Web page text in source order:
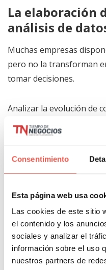
Consentimiento
Esta página web usa
Las cookies de este sitio
el contenido y los
sociales y analizar el
información sobre el uso
nuestros partners de
La elaboración
análisis de
Muchas empresas
pero no la transforman
tomar decisiones.
Analizar la evolución de
rentabilidad permite
que afecten a la
La resolución
interrupciones
productividad y desvían
realmente estratégicas.